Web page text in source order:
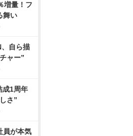
増量！フ
舞い
自ら描
ャー”
成1周年
さ”
員が本気